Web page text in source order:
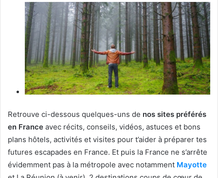
Retrouve ci-dessous quelques-uns de nos sites préférés
en France avec récits, conseils, vidéos, astuces et bons
plans hôtels, activités et visites pour t’aider à préparer tes
futures escapades en France. Et puis la France ne s’arrête
évidemment pas à la métropole avec notamment Mayotte